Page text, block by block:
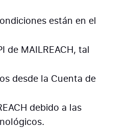
están en el
de MAILREACH, tal
desde la Cuenta de
debido a las